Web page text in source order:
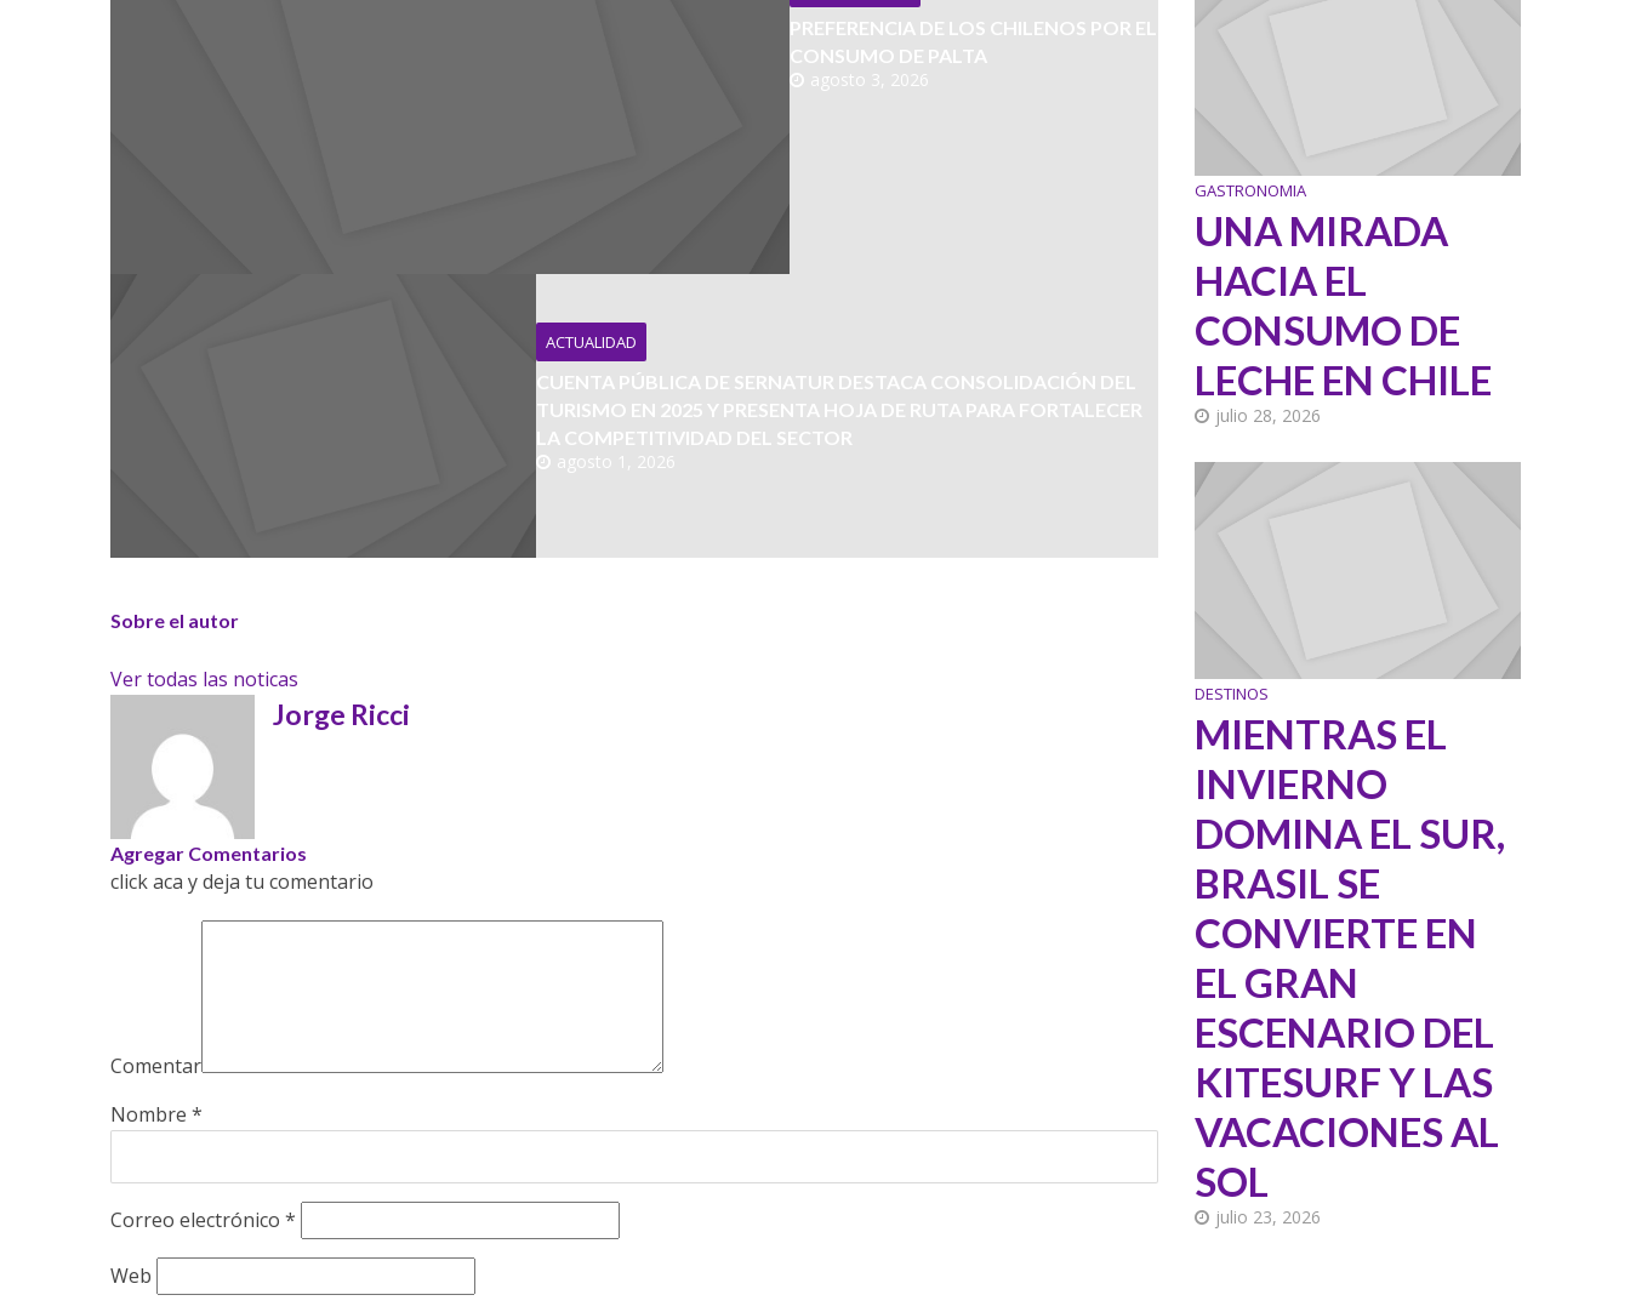
PREFERENCIA DE LOS CHILENOS POR EL
CONSUMO DE PALTA
agosto 3, 2026
ACTUALIDAD
CUENTA PÚBLICA DE SERNATUR DESTACA CONSOLIDACIÓN DEL
TURISMO EN 2025 Y PRESENTA HOJA DE RUTA PARA FORTALECER
LA COMPETITIVIDAD DEL SECTOR
agosto 1, 2026
Sobre el autor
Ver todas las noticas
Jorge Ricci
Agregar Comentarios
click aca y deja tu comentario
Comentar
Nombre *
Correo electrónico *
Web
GASTRONOMIA
UNA MIRADA
HACIA EL
CONSUMO DE
LECHE EN CHILE
julio 28, 2026
DESTINOS
MIENTRAS EL
INVIERNO
DOMINA EL SUR,
BRASIL SE
CONVIERTE EN
EL GRAN
ESCENARIO DEL
KITESURF Y LAS
VACACIONES AL
SOL
julio 23, 2026